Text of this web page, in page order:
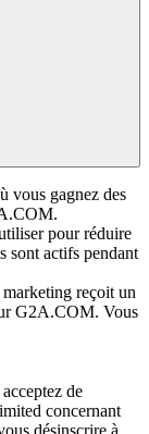
vous gagnez des
pour réduire
sont actifs pendant
reçoit un
G2A.COM. Vous
de
concernant